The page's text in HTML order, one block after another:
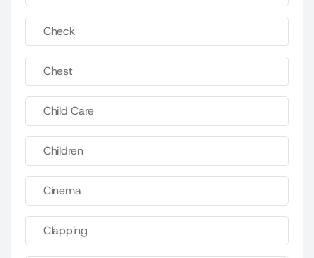
Check
Chest
Child Care
Children
Cinema
Clapping